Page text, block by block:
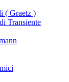
( Graetz )
Transiente